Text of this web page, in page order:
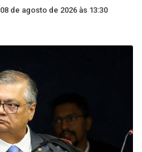
08 de agosto de 2026 às 13:30